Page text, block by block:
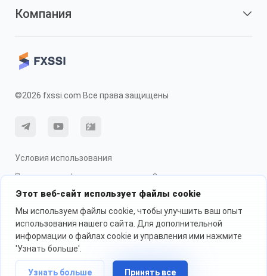
Этот веб-сайт использует файлы cookie
Мы используем файлы cookie, чтобы улучшить ваш опыт
использования нашего сайта. Для дополнительной
информации о файлах cookie и управления ими нажмите
'Узнать больше'.
Узнать больше Принять все
Компания
©2026 fxssi.com Все права защищены
Условия использования
Политика конфиденциальности
О рисках
Использование cookie
Веб-сайт управляется FXSSI LTD Регистрационный номер: 13534801
(Англия) | 71-75 Shelton Street, London, England, WC2H 9JQ
Мы рекомендуем вам обратиться за независимой финансовой
консультацией и убедиться, что вы полностью понимаете риски,